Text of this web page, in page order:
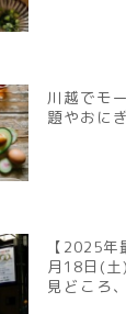
川越でモ
題やおに
【2025
月18日(
見どころ